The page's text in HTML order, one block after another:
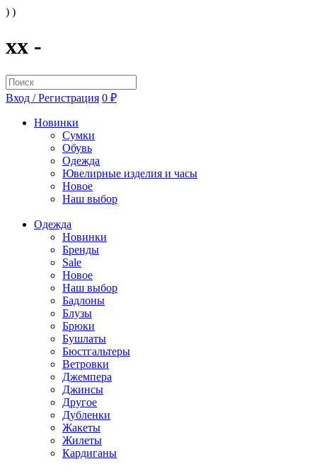
) )
xx -
Вход / Регистрация 0 ₽
Новинки
Сумки
Обувь
Одежда
Ювелирные изделия и часы
Новое
Наш выбор
Одежда
Новинки
Бренды
Sale
Новое
Наш выбор
Бадлоны
Блузы
Брюки
Бушлаты
Бюстгальтеры
Ветровки
Джемпера
Джинсы
Другое
Дубленки
Жакеты
Жилеты
Кардиганы